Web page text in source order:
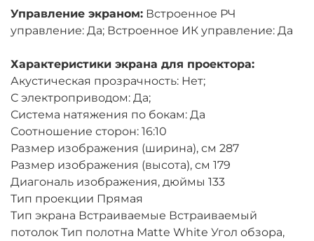
Управление экраном: Встроенное РЧ
управление: Да; Встроенное ИК управление: Да
Характеристики экрана для проектора:
Акустическая прозрачность: Нет;
С электроприводом: Да;
Система натяжения по бокам: Да
Соотношение сторон: 16:10
Размер изображения (ширина), см 287
Размер изображения (высота), см 179
Диагональ изображения, дюймы 133
Тип проекции Прямая
Тип экрана Встраиваемые Встраиваемый
потолок Тип полотна Matte White Угол обзора,